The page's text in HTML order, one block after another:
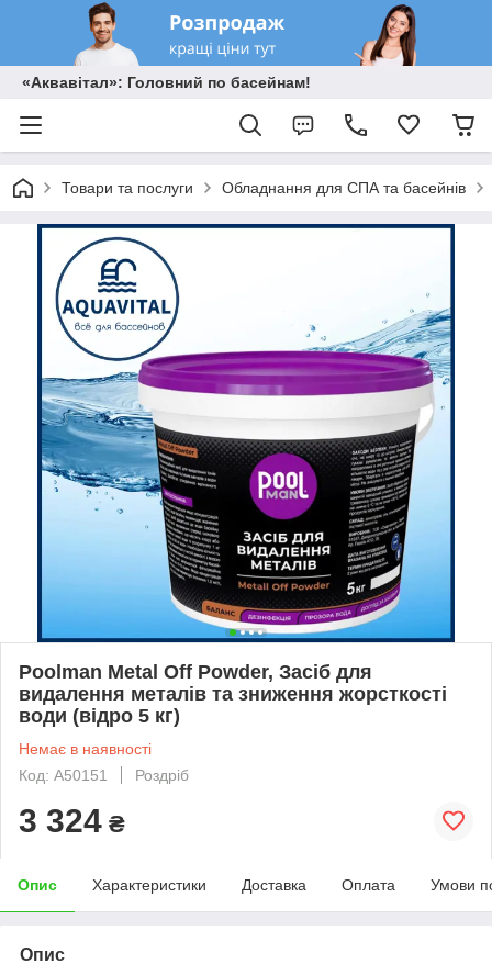
«Аквавітал»: Головний по басейнам!
Товари та послуги Обладнання для СПА та басейнів
Poolman Metal Off Powder, Засіб для
видалення металів та зниження жорсткості
води (відро 5 кг)
Немає в наявності
Код: A50151
Роздріб
3 324 ₴
Опис Характеристики Доставка Оплата Умови
Опис